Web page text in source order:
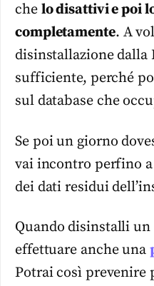
che lo disattivi e poi
completamente. A
disinstallazione dalla
sufficiente, perché
sul database che
Se poi un giorno
vai incontro perfino
dei dati residui
Quando disinstalli
effettuare anche una
Potrai così